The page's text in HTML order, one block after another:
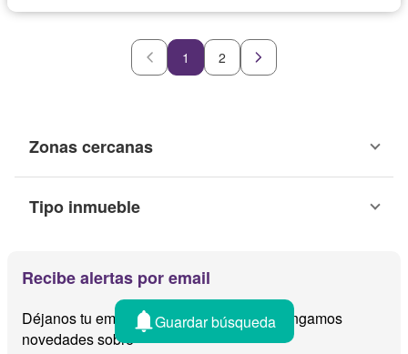
Zonas verdes
Sin amueblar
1 2
Zonas cercanas
Tipo inmueble
Recibe alertas por email
Déjanos tu email y te avisamos cuando tengamos
novedades sobre
Guardar búsqueda